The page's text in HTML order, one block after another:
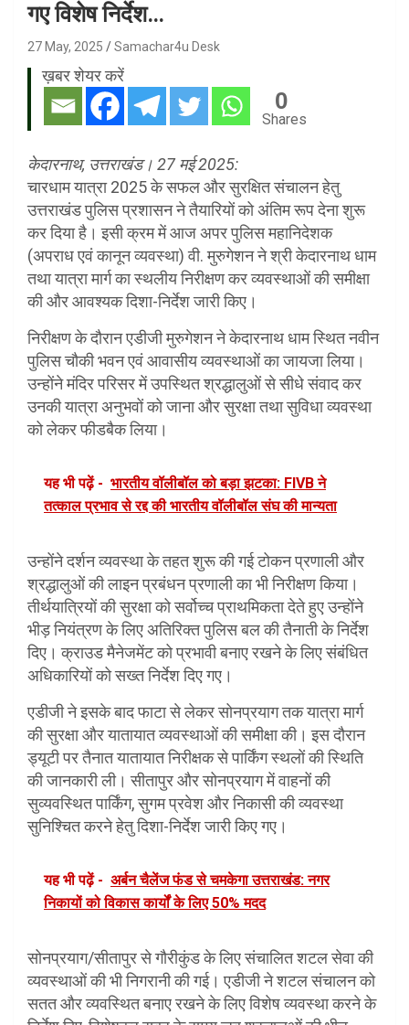
गए विशेष निर्देश…
27 May, 2025 Samachar4u Desk
ख़बर शेयर करें
0
Shares
केदारनाथ, उत्तराखंड। 27 मई 2025:
चारधाम यात्रा 2025 के सफल और सुरक्षित संचालन हेतु
उत्तराखंड पुलिस प्रशासन ने तैयारियों को अंतिम रूप देना शुरू
कर दिया है। इसी क्रम में आज अपर पुलिस महानिदेशक
(अपराध एवं कानून व्यवस्था) वी. मुरुगेशन ने श्री केदारनाथ धाम
तथा यात्रा मार्ग का स्थलीय निरीक्षण कर व्यवस्थाओं की समीक्षा
की और आवश्यक दिशा-निर्देश जारी किए।
निरीक्षण के दौरान एडीजी मुरुगेशन ने केदारनाथ धाम स्थित नवीन
पुलिस चौकी भवन एवं आवासीय व्यवस्थाओं का जायजा लिया।
उन्होंने मंदिर परिसर में उपस्थित श्रद्धालुओं से सीधे संवाद कर
उनकी यात्रा अनुभवों को जाना और सुरक्षा तथा सुविधा व्यवस्था
को लेकर फीडबैक लिया।
यह भी पढ़ें - भारतीय वॉलीबॉल को बड़ा झटका: FIVB ने
तत्काल प्रभाव से रद्द की भारतीय वॉलीबॉल संघ की मान्यता
उन्होंने दर्शन व्यवस्था के तहत शुरू की गई टोकन प्रणाली और
श्रद्धालुओं की लाइन प्रबंधन प्रणाली का भी निरीक्षण किया।
तीर्थयात्रियों की सुरक्षा को सर्वोच्च प्राथमिकता देते हुए उन्होंने
भीड़ नियंत्रण के लिए अतिरिक्त पुलिस बल की तैनाती के निर्देश
दिए। क्राउड मैनेजमेंट को प्रभावी बनाए रखने के लिए संबंधित
अधिकारियों को सख्त निर्देश दिए गए।
एडीजी ने इसके बाद फाटा से लेकर सोनप्रयाग तक यात्रा मार्ग
की सुरक्षा और यातायात व्यवस्थाओं की समीक्षा की। इस दौरान
ड्यूटी पर तैनात यातायात निरीक्षक से पार्किंग स्थलों की स्थिति
की जानकारी ली। सीतापुर और सोनप्रयाग में वाहनों की
सुव्यवस्थित पार्किंग, सुगम प्रवेश और निकासी की व्यवस्था
सुनिश्चित करने हेतु दिशा-निर्देश जारी किए गए।
यह भी पढ़ें - अर्बन चैलेंज फंड से चमकेगा उत्तराखंड: नगर
निकायों को विकास कार्यों के लिए 50% मदद
सोनप्रयाग/सीतापुर से गौरीकुंड के लिए संचालित शटल सेवा की
व्यवस्थाओं की भी निगरानी की गई। एडीजी ने शटल संचालन को
सतत और व्यवस्थित बनाए रखने के लिए विशेष व्यवस्था करने के